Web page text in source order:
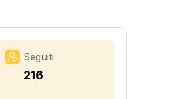
Seguiti
216